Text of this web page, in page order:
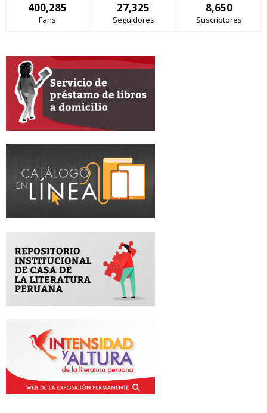
400,285
Fans
27,325
Seguidores
8,650
Suscriptores